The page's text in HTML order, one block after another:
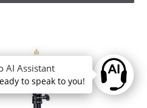
Ask
AI Assistant
to speak to you!